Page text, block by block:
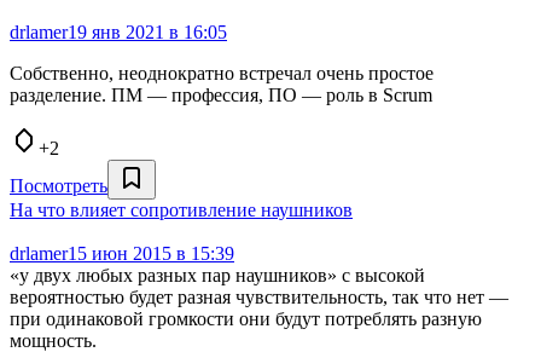
drlamer19 янв 2021 в 16:05
Собственно, неоднократно встречал очень простое
разделение. ПМ — профессия, ПО — роль в Scrum
+2
Посмотреть
На что влияет сопротивление наушников
drlamer15 июн 2015 в 15:39
«у двух любых разных пар наушников» с высокой
вероятностью будет разная чувствительность, так что нет —
при одинаковой громкости они будут потреблять разную
мощность.